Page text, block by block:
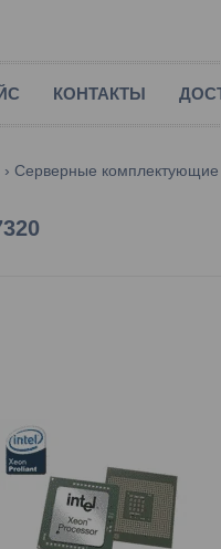
КОНТАКТЫ
Серверные комплектующие